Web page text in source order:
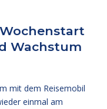
Wachstum
mit dem Reisemobil
einmal am